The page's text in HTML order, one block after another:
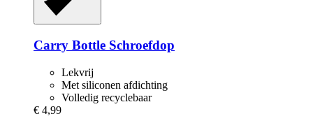
Carry Bottle Schroefdop
Lekvrij
Met siliconen afdichting
Volledig recyclebaar
€ 4,99